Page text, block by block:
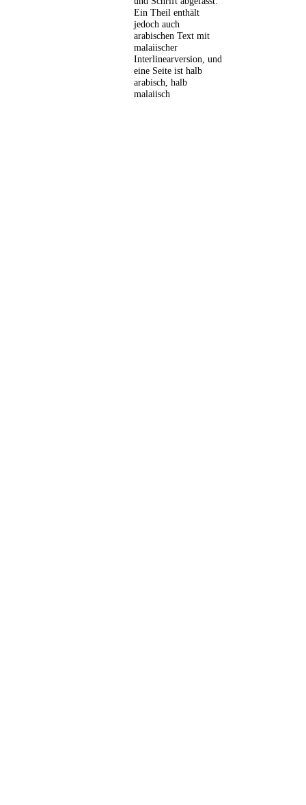
Ein Theil enthält
jedoch auch
arabischen Text mit
malaiischer
Interlinearversion, und
eine Seite ist halb
arabisch, halb
malaiisch